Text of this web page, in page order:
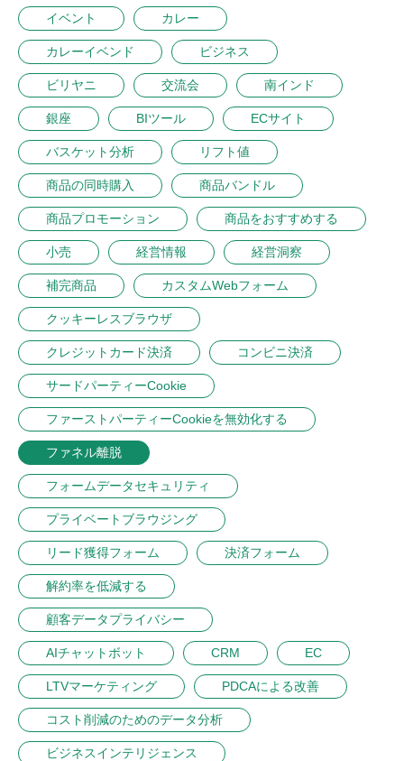
イベント カレー
カレーイベンド ビジネス
ビリヤニ 交流会 南インド
銀座 BIツール ECサイト
バスケット分析 リフト値
商品の同時購入 商品バンドル
商品プロモーション 商品をおすすめする
小売 経営情報 経営洞察
補完商品 カスタムWebフォーム
クッキーレスブラウザ
クレジットカード決済 コンビニ決済
サードパーティーCookie
ファーストパーティーCookieを無効化する
ファネル離脱
フォームデータセキュリティ
プライベートブラウジング
リード獲得フォーム 決済フォーム
解約率を低減する
顧客データプライバシー
AIチャットボット CRM EC
LTVマーケティング PDCAによる改善
コスト削減のためのデータ分析
ビジネスインテリジェンス